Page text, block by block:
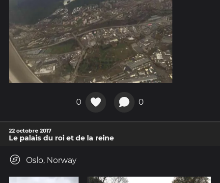
0 0
22 octobre 2017
Le palais du roi et de la reine
Oslo, Norway